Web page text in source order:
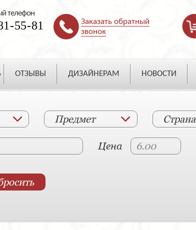
телефон
55-81
Заказать обратный
звонок
ОТЗЫВЫ ДИЗАЙНЕРАМ НОВОСТИ
Предмет Страна
Цена